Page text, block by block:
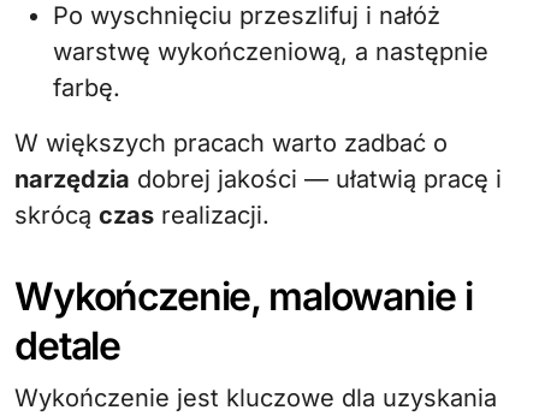
Po wyschnięciu przeszlifuj i nałóż
warstwę wykończeniową, a następnie
farbę.
W większych pracach warto zadbać o
narzędzia dobrej jakości — ułatwią pracę i
skrócą czas realizacji.
Wykończenie, malowanie i
detale
Wykończenie jest kluczowe dla uzyskania